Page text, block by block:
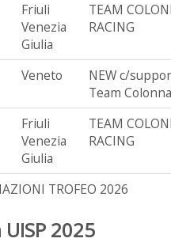
Friuli
Venezia
Giulia
TEAM
RACING
Veneto
NEW c/
Team Colonna
Friuli
Venezia
Giulia
TEAM
RACING
TROFEO 2026
2025